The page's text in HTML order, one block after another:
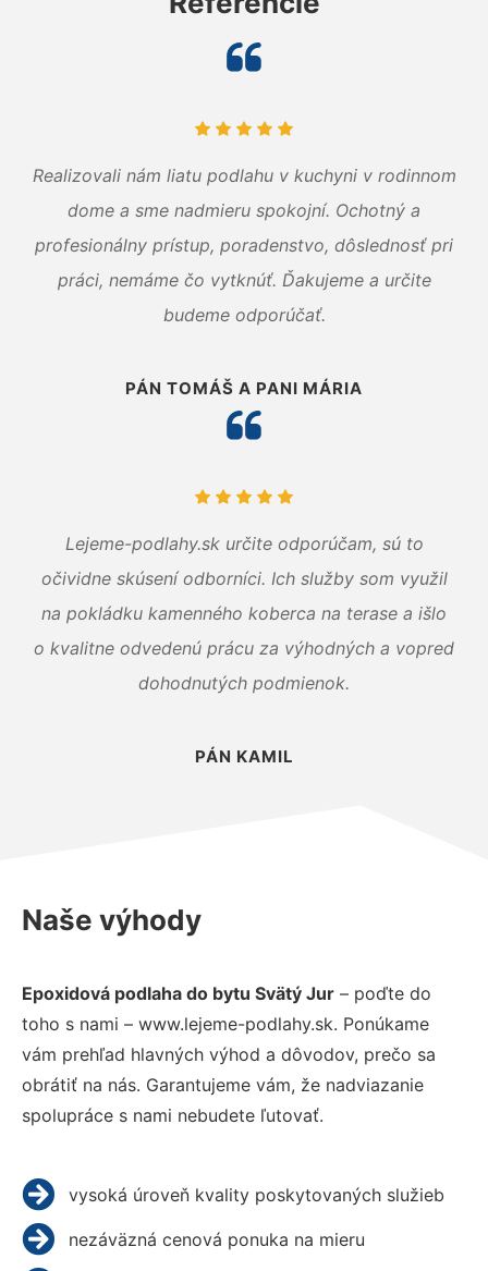
Realizovali nám liatu podlahu v kuchyni v rodinnom
dome a sme nadmieru spokojní. Ochotný a
profesionálny prístup, poradenstvo, dôslednosť pri
práci, nemáme čo vytknúť. Ďakujeme a určite
budeme odporúčať.
PÁN TOMÁŠ A PANI MÁRIA
Lejeme-podlahy.sk určite odporúčam, sú to
očividne skúsení odborníci. Ich služby som využil
na pokládku kamenného koberca na terase a išlo
o kvalitne odvedenú prácu za výhodných a vopred
dohodnutých podmienok.
PÁN KAMIL
Naše výhody
Epoxidová podlaha do bytu Svätý Jur – poďte do
toho s nami – www.lejeme-podlahy.sk. Ponúkame
vám prehľad hlavných výhod a dôvodov, prečo sa
obrátiť na nás. Garantujeme vám, že nadviazanie
spolupráce s nami nebudete ľutovať.
vysoká úroveň kvality poskytovaných služieb
nezáväzná cenová ponuka na mieru